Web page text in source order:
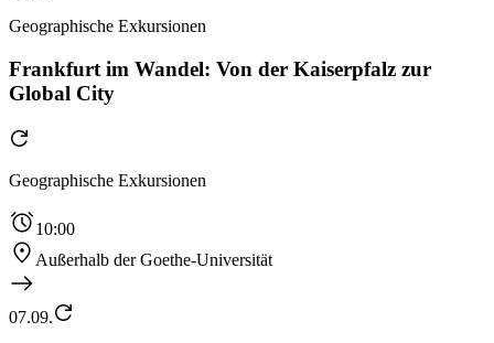
Geographische Exkursionen
Frankfurt im Wandel: Von der Kaiserpfalz zur
Global City
Geographische Exkursionen
10:00
Außerhalb der Goethe-Universität
07.09.